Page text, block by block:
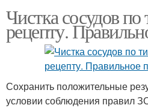
Чистка сосудов по
рецепту.
Сохранить положительные
условии соблюдения правил